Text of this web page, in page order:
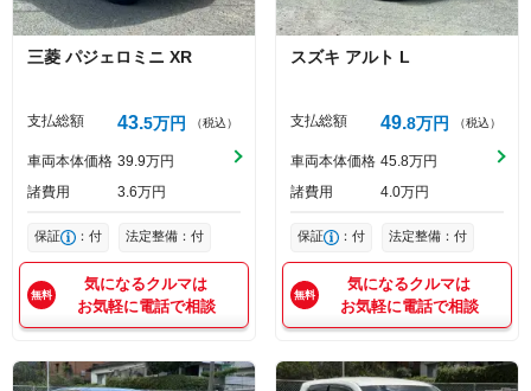
三菱 パジェロミニ XR
支払総額 43 5万円 （税込）
車両本体価格 39 9万円
諸費用
3 6万円
保証 ：付 法定整備：付
気になるクルマは
お気軽に電話で相談
スズキ アルト L
支払総額 49 8万円 （税込）
車両本体価格 45 8万円
諸費用
4 0万円
保証 ：付 法定整備：付
気になるクルマは
お気軽に電話で相談